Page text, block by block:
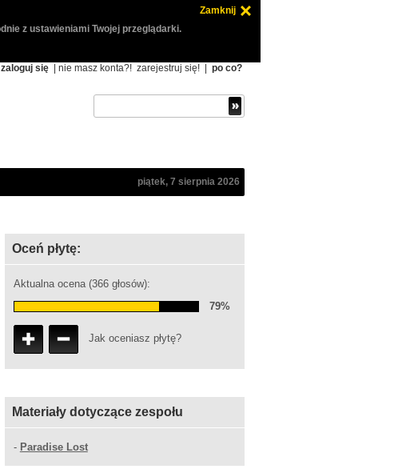
Zamknij
z ustawieniami Twojej przeglądarki.
zaloguj się | nie masz konta?! zarejestruj się! po co?
piątek, 7 sierpnia 2026
Oceń płytę:
Aktualna ocena (366 głosów):
79%
Jak oceniasz płytę?
Materiały dotyczące zespołu
- Paradise Lost